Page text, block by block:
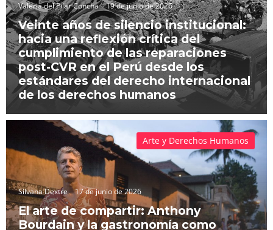
Valeria del Pilar Concha 19 de junio de 2026
Veinte años de silencio institucional:
hacia una reflexión crítica del
cumplimiento de las reparaciones
post-CVR en el Perú desde los
estándares del derecho internacional
de los derechos humanos
Silvana Dextre 17 de junio de 2026
El arte de compartir: Anthony
Bourdain y la gastronomía como
Arte y Derechos Humanos